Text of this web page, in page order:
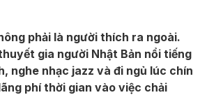
phải là người thích ra ngoài.
gia người Nhật Bản nổi tiếng
nghe nhạc jazz và đi ngủ lúc chín
phí thời gian vào việc chải